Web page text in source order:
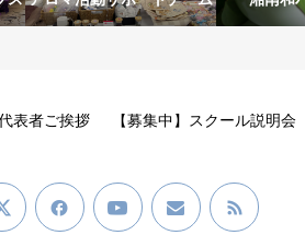
表者ご挨拶 【募集中】スクール説明会